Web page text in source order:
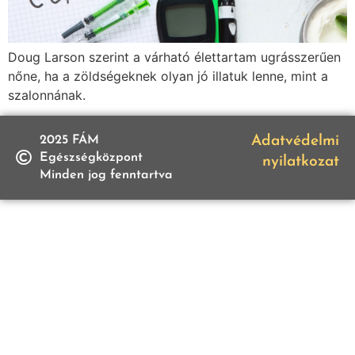
Doug Larson szerint a várható élettartam ugrásszerűen
nőne, ha a zöldségeknek olyan jó illatuk lenne, mint a
szalonnának.
2025 FÁM
Egészségközpont
Minden jog fenntartva
Adatvédelmi
nyilatkozat